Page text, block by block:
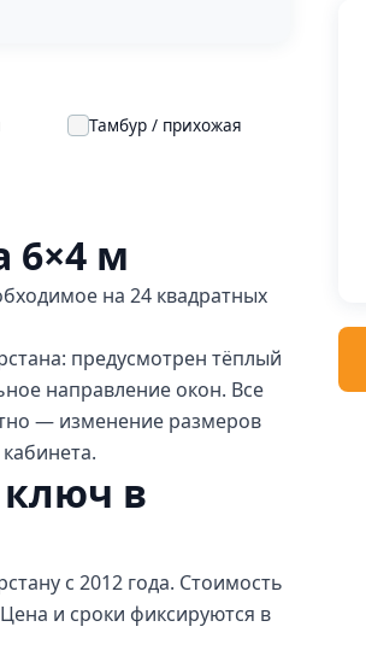
Тамбур / прихожая
6×4 м
на 24 квадратных
предусмотрен тёплый
направление окон. Все
— изменение размеров
ключ в
с 2012 года. Стоимость
и сроки фиксируются в